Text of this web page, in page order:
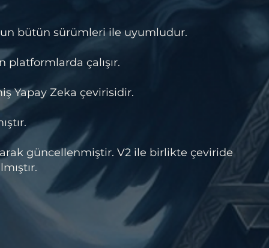
bütün sürümleri ile uyumludur.
platformlarda çalışır.
Yapay Zeka çevirisidir.
güncellenmiştir. V2 ile birlikte çeviride